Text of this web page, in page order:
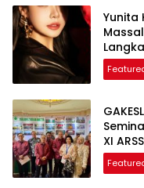
Yunita
XI